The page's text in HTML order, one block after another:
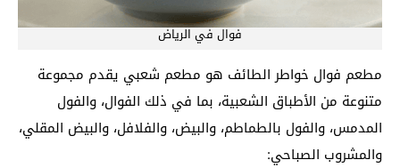
فوال في الرياض
مطعم فوال خواطر الطائف هو مطعم شعبي يقدم مجموعة
متنوعة من الأطباق الشعبية، بما في ذلك الفوال، والفول
المدمس، والفول بالطماطم، والبيض، والفلافل، والبيض المقلي،
والمشروب الصباحي: